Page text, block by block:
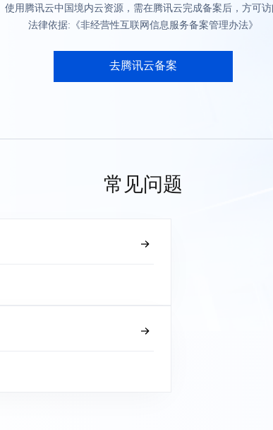
使用腾讯云中国境内云资源，需在腾讯云完成备案后，方可
法律依据:《非经营性互联网信息服务备案管理办法》
去腾讯云备案
常见问题